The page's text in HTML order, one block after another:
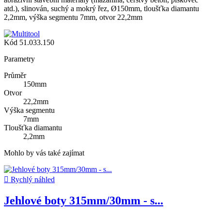
atd.), slinován, suchý a mokrý řez, Ø150mm, tloušťka diamantu
2,2mm, výška segmentu 7mm, otvor 22,2mm
Kód 51.033.150
Parametry
Průměr
150mm
Otvor
22,2mm
Výška segmentu
7mm
Tloušťka diamantu
2,2mm
Mohlo by vás také zajímat
 Rychlý náhled
Jehlové boty 315mm/30mm - s...